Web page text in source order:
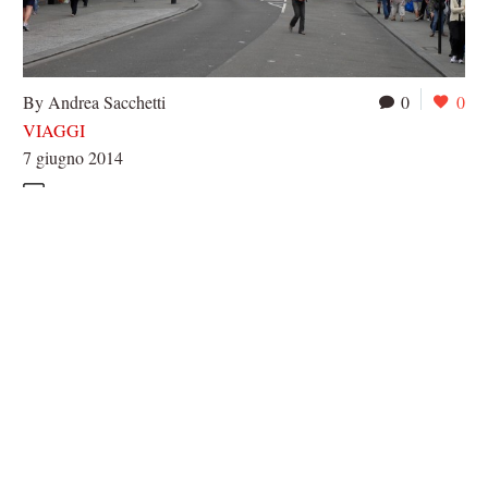
0 0
By Andrea Sacchetti
VIAGGI
7 giugno 2014